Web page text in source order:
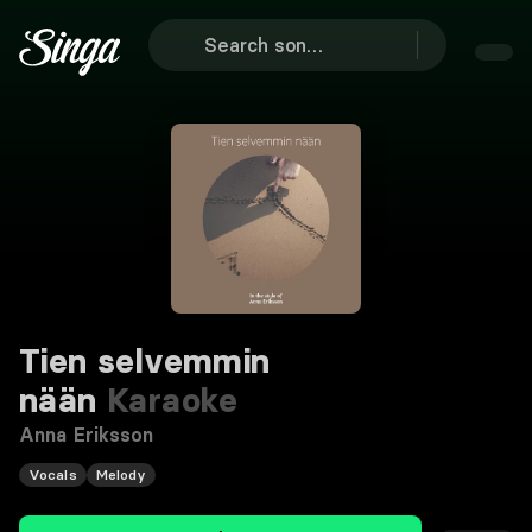
Tien selvemmin
nään Karaoke
Anna Eriksson
Vocals Melody